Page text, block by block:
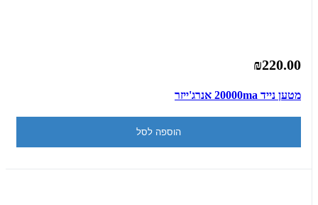
₪220.00
מטען נייד 20000ma אנרג'ייזר
הוספה לסל